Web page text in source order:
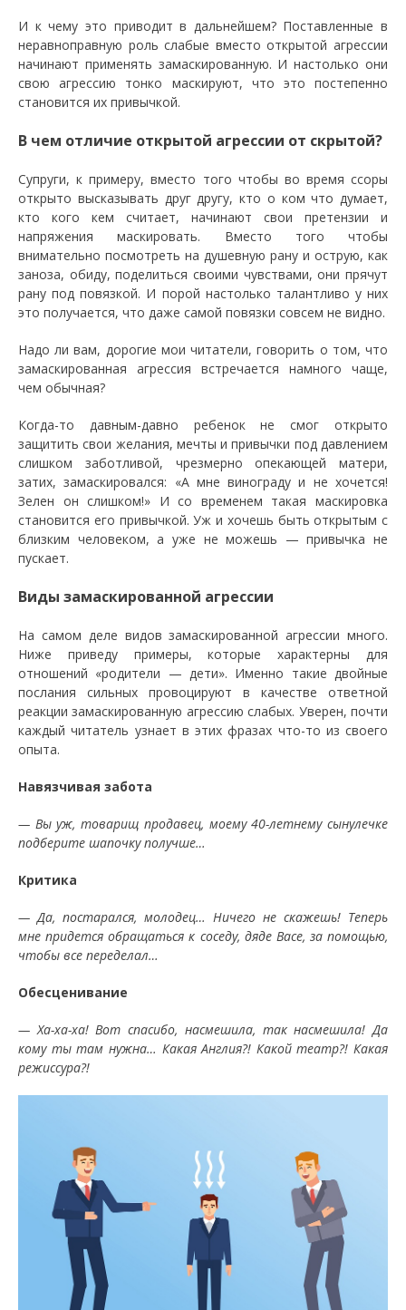
И к чему это приводит в дальнейшем? Поставленные в
неравноправную роль слабые вместо открытой агрессии
начинают применять замаскированную. И настолько они
свою агрессию тонко маскируют, что это постепенно
становится их привычкой.
В чем отличие открытой агрессии от скрытой?
Супруги, к примеру, вместо того чтобы во время ссоры
открыто высказывать друг другу, кто о ком что думает,
кто кого кем считает, начинают свои претензии и
напряжения маскировать. Вместо того чтобы
внимательно посмотреть на душевную рану и острую, как
заноза, обиду, поделиться своими чувствами, они прячут
рану под повязкой. И порой настолько талантливо у них
это получается, что даже самой повязки совсем не видно.
Надо ли вам, дорогие мои читатели, говорить о том, что
замаскированная агрессия встречается намного чаще,
чем обычная?
Когда-то давным-давно ребенок не смог открыто
защитить свои желания, мечты и привычки под давлением
слишком заботливой, чрезмерно опекающей матери,
затих, замаскировался: «А мне винограду и не хочется!
Зелен он слишком!» И со временем такая маскировка
становится его привычкой. Уж и хочешь быть открытым с
близким человеком, а уже не можешь — привычка не
пускает.
Виды замаскированной агрессии
На самом деле видов замаскированной агрессии много.
Ниже приведу примеры, которые характерны для
отношений «родители — дети». Именно такие двойные
послания сильных провоцируют в качестве ответной
реакции замаскированную агрессию слабых. Уверен, почти
каждый читатель узнает в этих фразах что-то из своего
опыта.
Навязчивая забота
— Вы уж, товарищ продавец, моему 40-летнему сынулечке
подберите шапочку получше…
Критика
— Да, постарался, молодец… Ничего не скажешь! Теперь
мне придется обращаться к соседу, дяде Васе, за помощью,
чтобы все переделал…
Обесценивание
— Ха-ха-ха! Вот спасибо, насмешила, так насмешила! Да
кому ты там нужна… Какая Англия?! Какой театр?! Какая
режиссура?!